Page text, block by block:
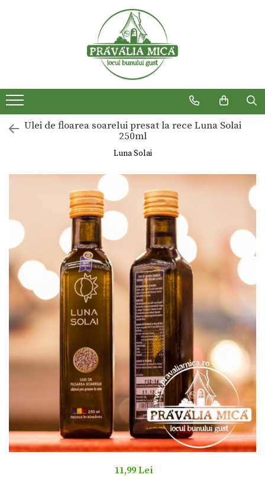
Ulei de floarea soarelui presat la rece Luna Solai
250ml
Luna Solai
11,99 Lei